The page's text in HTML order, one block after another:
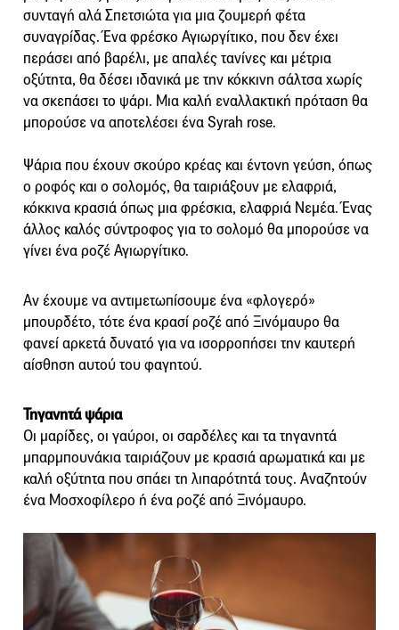
συνταγή αλά Σπετσιώτα για μια ζουμερή φέτα
συναγρίδας. Ένα φρέσκο Αγιωργίτικο, που δεν έχει
περάσει από βαρέλι, με απαλές τανίνες και μέτρια
οξύτητα, θα δέσει ιδανικά με την κόκκινη σάλτσα χωρίς
να σκεπάσει το ψάρι. Μια καλή εναλλακτική πρόταση θα
μπορούσε να αποτελέσει ένα Syrah rose.
Ψάρια που έχουν σκούρο κρέας και έντονη γεύση, όπως
ο ροφός και ο σολομός, θα ταιριάξουν με ελαφριά,
κόκκινα κρασιά όπως μια φρέσκια, ελαφριά Νεμέα. Ένας
άλλος καλός σύντροφος για το σολομό θα μπορούσε να
γίνει ένα ροζέ Αγιωργίτικο.
Αν έχουμε να αντιμετωπίσουμε ένα «φλογερό»
μπουρδέτο, τότε ένα κρασί ροζέ από Ξινόμαυρο θα
φανεί αρκετά δυνατό για να ισορροπήσει την καυτερή
αίσθηση αυτού του φαγητού.
Τηγανητά ψάρια
Οι μαρίδες, οι γαύροι, οι σαρδέλες και τα τηγανητά
μπαρμπουνάκια ταιριάζουν με κρασιά αρωματικά και με
καλή οξύτητα που σπάει τη λιπαρότητά τους. Αναζητούν
ένα Μοσχοφίλερο ή ένα ροζέ από Ξινόμαυρο.